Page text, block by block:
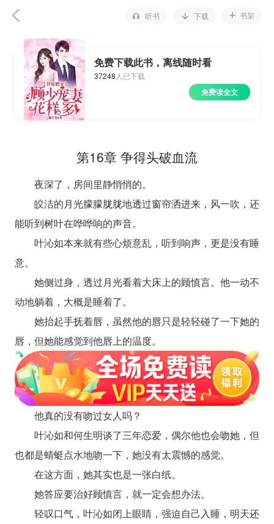
听书 下载 书架
免费下载此书，离线随时看
37248 人已下载
免费读全文
第16章 争得头破血流
夜深了，房间里静悄悄的。
皎洁的月光朦朦胧胧地透过窗帘洒进来，风一吹，还
能听到树叶在哗哗响的声音。
叶沁如本来就有些心烦意乱，听到响声，更是没有睡
意。
她侧过身，透过月光看着大床上的顾慎言。他一动不
动地躺着，大概是睡着了。
她抬起手抚着唇，虽然他的唇只是轻轻碰了一下她的
唇，但她能感觉到他唇上的温度。
他真的没有吻过女人吗？
叶沁如和何生明谈了三年恋爱，偶尔他也会吻她，但
也都是蜻蜓点水地吻一下，她没有太震憾的感觉。
在这方面，她其实也是一张白纸。
她答应要治好顾慎言，就一定会想办法。
轻叹口气，叶沁如闭上眼睛，强迫自己入睡，明天还